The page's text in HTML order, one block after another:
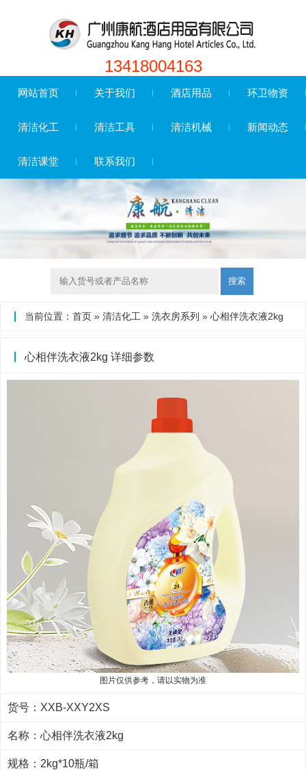
13418004163
网站首页 关于我们 酒店用品 环卫物资
清洁化工 清洁工具 清洁机械 新闻动态
清洁课堂 联系我们
搜索
当前位置： 首页 » 清洁化工 » 洗衣房系列 » 心相伴洗衣液2kg
心相伴洗衣液2kg 详细参数
图片仅供参考，请以实物为准
货号：XXB-XXY2XS
名称：心相伴洗衣液2kg
规格：2kg*10瓶/箱